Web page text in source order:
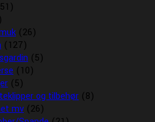
(26)
(127)
(5)
(10)
(5)
og tilbehør (8)
mv (26)